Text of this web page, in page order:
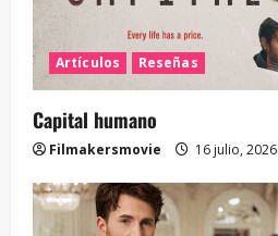
Artículos Reseñas
Capital humano
Filmakersmovie 16 julio, 2026